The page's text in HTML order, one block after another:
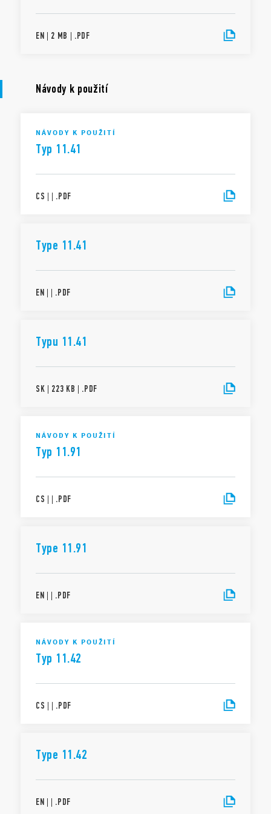
EN | 2 MB | .PDF
Návody k použití
NÁVODY K POUŽITÍ
Typ 11.41
CS | | .PDF
Type 11.41
EN | | .PDF
Typu 11.41
SK | 223 KB | .PDF
NÁVODY K POUŽITÍ
Typ 11.91
CS | | .PDF
Type 11.91
EN | | .PDF
NÁVODY K POUŽITÍ
Typ 11.42
CS | | .PDF
Type 11.42
EN | | .PDF